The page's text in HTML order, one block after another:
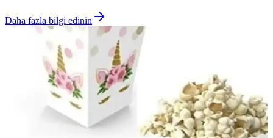
Daha fazla bilgi edinin